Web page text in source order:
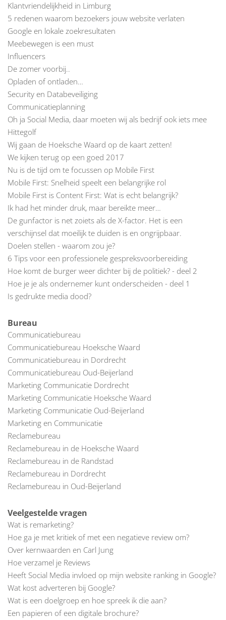
Klantvriendelijkheid in Limburg
5 redenen waarom bezoekers jouw website verlaten
Google en lokale zoekresultaten
Meebewegen is een must
Influencers
De zomer voorbij..
Opladen of ontladen…
Security en Databeveiliging
Communicatieplanning
Oh ja Social Media, daar moeten wij als bedrijf ook iets mee
Hittegolf
Wij gaan de Hoeksche Waard op de kaart zetten!
We kijken terug op een goed 2017
Nu is de tijd om te focussen op Mobile First
Mobile First: Snelheid speelt een belangrijke rol
Mobile First is Content First: Wat is echt belangrijk?
Ik had het minder druk, maar bereikte meer…
De gunfactor is net zoiets als de X-factor. Het is een
verschijnsel dat moeilijk te duiden is en ongrijpbaar.
Doelen stellen - waarom zou je?
6 Tips voor een professionele gespreksvoorbereiding
Hoe komt de burger weer dichter bij de politiek? - deel 2
Hoe je je als ondernemer kunt onderscheiden - deel 1
Is gedrukte media dood?
Bureau
Communicatiebureau
Communicatiebureau Hoeksche Waard
Communicatiebureau in Dordrecht
Communicatiebureau Oud-Beijerland
Marketing Communicatie Dordrecht
Marketing Communicatie Hoeksche Waard
Marketing Communicatie Oud-Beijerland
Marketing en Communicatie
Reclamebureau
Reclamebureau in de Hoeksche Waard
Reclamebureau in de Randstad
Reclamebureau in Dordrecht
Reclamebureau in Oud-Beijerland
Veelgestelde vragen
Wat is remarketing?
Hoe ga je met kritiek of met een negatieve review om?
Over kernwaarden en Carl Jung
Hoe verzamel je Reviews
Heeft Social Media invloed op mijn website ranking in Google?
Wat kost adverteren bij Google?
Wat is een doelgroep en hoe spreek ik die aan?
Een papieren of een digitale brochure?